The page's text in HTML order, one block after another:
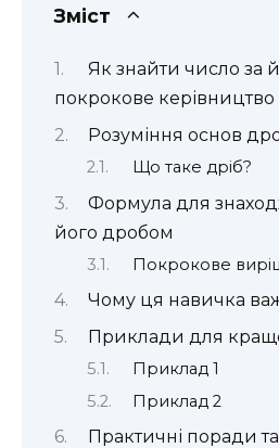
Зміст
Як знайти число за
покрокове керівництво
Розуміння основ
Що таке дріб?
Формула для
його дробом
Покрокове
Чому ця навичка
Приклади для
Приклад 1
Приклад 2
Практичні поради